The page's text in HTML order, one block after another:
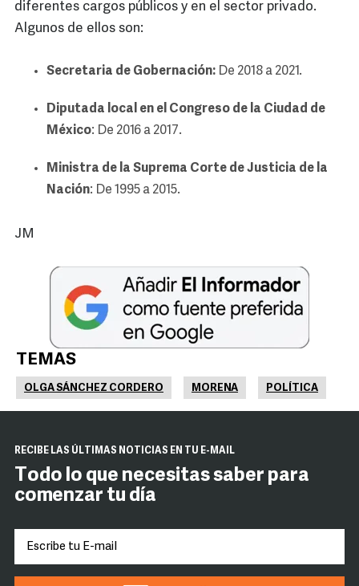
diferentes cargos públicos y en el sector privado.
Algunos de ellos son:
Secretaria de Gobernación: De 2018 a 2021.
Diputada local en el Congreso de la Ciudad de
México: De 2016 a 2017.
Ministra de la Suprema Corte de Justicia de la
Nación: De 1995 a 2015.
JM
TEMAS
OLGA SÁNCHEZ CORDERO MORENA POLÍTICA
RECIBE LAS ÚLTIMAS NOTICIAS EN TU E-MAIL
Todo lo que necesitas saber para
comenzar tu día